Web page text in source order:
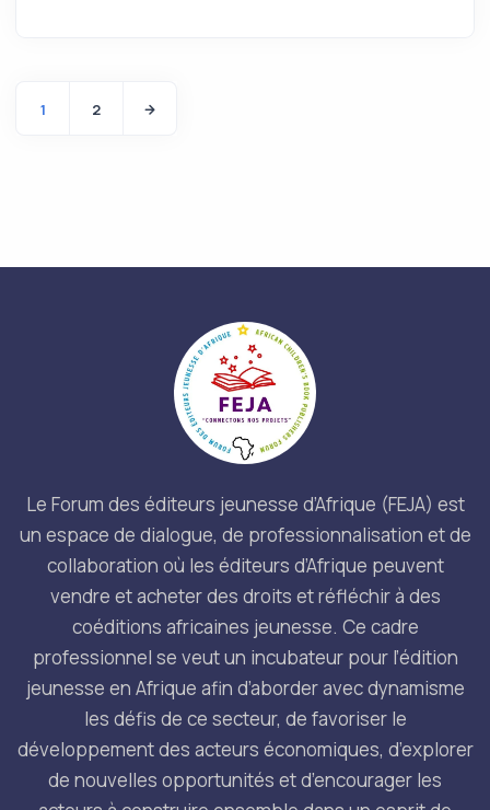
1 2
Le Forum des éditeurs jeunesse d’Afrique (FEJA) est
un espace de dialogue, de professionnalisation et de
collaboration où les éditeurs d’Afrique peuvent
vendre et acheter des droits et réfléchir à des
coéditions africaines jeunesse. Ce cadre
professionnel se veut un incubateur pour l’édition
jeunesse en Afrique afin d’aborder avec dynamisme
les défis de ce secteur, de favoriser le
développement des acteurs économiques, d’explorer
de nouvelles opportunités et d’encourager les